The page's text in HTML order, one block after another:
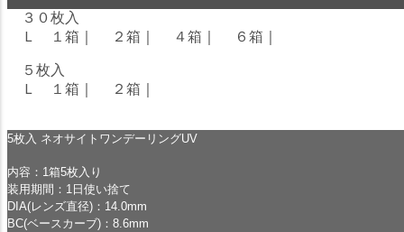
３０枚入
Ｌ １箱
２箱 ４箱 ６箱
５枚入
Ｌ １箱
２箱
5枚入 ネオサイトワンデーリングUV
内容：1箱5枚入り
装用期間：1日使い捨て
DIA(レンズ直径)：14.0mm
BC(ベースカーブ)：8.6mm